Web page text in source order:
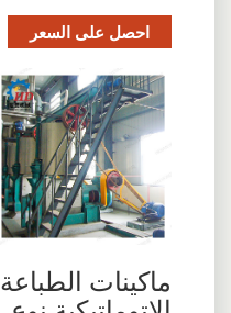
احصل على السعر
ماكينات الطباعة